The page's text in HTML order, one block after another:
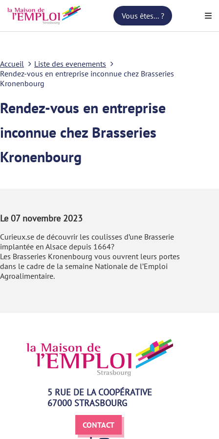
Vous êtes... ?
Accueil
Liste des evenements
Rendez-vous en entreprise inconnue chez Brasseries
Kronenbourg
Rendez-vous en entreprise
inconnue chez Brasseries
Kronenbourg
Le 07 novembre 2023
Curieux.se de découvrir les coulisses d’une Brasserie
implantée en Alsace depuis 1664?
Les Brasseries Kronenbourg vous ouvrent leurs portes
dans le cadre de la semaine Nationale de l’Emploi
Agroalimentaire.
5 RUE DE LA COOPÉRATIVE
67000 STRASBOURG
CONTACT